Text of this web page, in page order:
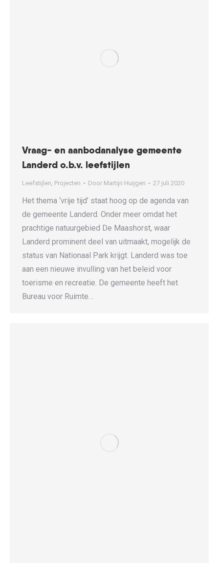
Vraag- en aanbodanalyse gemeente
Landerd o.b.v. leefstijlen
Leefstijlen, Projecten Door Martijn Huijgen 27 juli 2020
Het thema ‘vrije tijd’ staat hoog op de agenda van
de gemeente Landerd. Onder meer omdat het
prachtige natuurgebied De Maashorst, waar
Landerd prominent deel van uitmaakt, mogelijk de
status van Nationaal Park krijgt. Landerd was toe
aan een nieuwe invulling van het beleid voor
toerisme en recreatie. De gemeente heeft het
Bureau voor Ruimte…